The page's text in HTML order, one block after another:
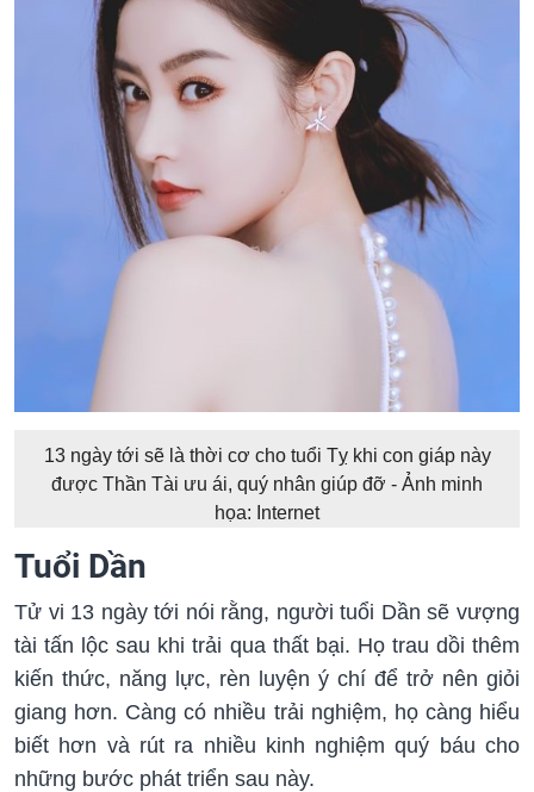
13 ngày tới sẽ là thời cơ cho tuổi Tỵ khi con giáp này
được Thần Tài ưu ái, quý nhân giúp đỡ - Ảnh minh
họa: Internet
Tuổi Dần
Tử vi 13 ngày tới nói rằng, người tuổi Dần sẽ vượng
tài tấn lộc sau khi trải qua thất bại. Họ trau dồi thêm
kiến thức, năng lực, rèn luyện ý chí để trở nên giỏi
giang hơn. Càng có nhiều trải nghiệm, họ càng hiểu
biết hơn và rút ra nhiều kinh nghiệm quý báu cho
những bước phát triển sau này.